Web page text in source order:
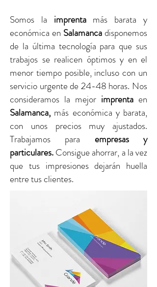
Somos la imprentamás barata y
económica en Salamanca disponemos
de la última tecnología para que sus
trabajos se realicen óptimos y en el
menor tiempo posible, incluso con un
servicio urgente de 24-48 horas. Nos
consideramos la mejor imprenta en
Salamanca, más económica y barata,
con unos precios muy ajustados.
Trabajamos para empresas y
particulares.Consigue ahorrar, a la vez
que tus impresiones dejarán huella
entre tus clientes.